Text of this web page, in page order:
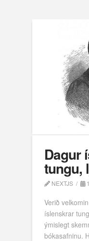
Dagur
tungu,
NEXTJS
Verið
íslenskrar
ýmislegt
bókasafninu.